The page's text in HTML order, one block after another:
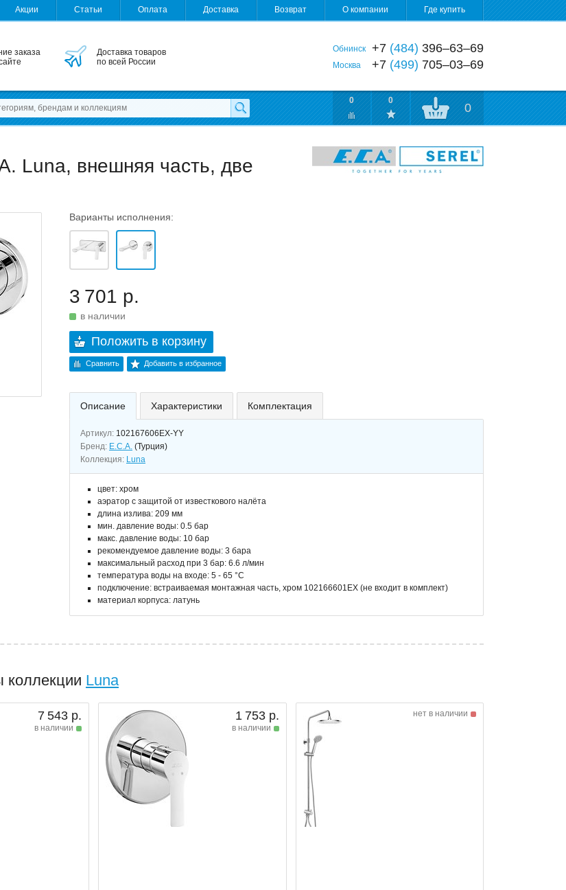
Акции Статьи Оплата Доставка Возврат О компании Где купить
заказа
Доставка товаров
по всей России
Обнинск +7 (484) 396‒63‒69
Москва +7 (499) 705‒03‒69
0 0
0
Luna, внешняя часть, две
Варианты исполнения:
3 701 р.
в наличии
Положить в корзину
Сравнить Добавить в избранное
Описание Характеристики Комплектация
Артикул: 102167606EX-YY
Бренд: E.C.A. (Турция)
Коллекция: Luna
цвет: хром
аэратор с защитой от известкового налёта
длина излива: 209 мм
мин. давление воды: 0.5 бар
макс. давление воды: 10 бар
рекомендуемое давление воды: 3 бара
максимальный расход при 3 бар: 6.6 л/мин
температура воды на входе: 5 - 65 °C
подключение: встраиваемая монтажная часть, хром 102166601EX (не входит в комплект)
материал корпуса: латунь
коллекции Luna
7 543 р.
в наличии
1 753 р.
в наличии
нет в наличии